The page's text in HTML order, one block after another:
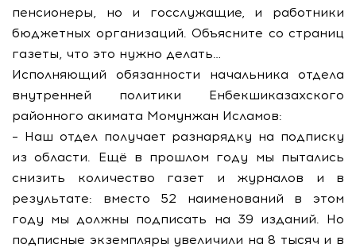
пенсионеры, но и госслужащие, и работники
бюджетных организаций. Объясните со страниц
газеты, что это нужно делать…
Исполняющий обязанности начальника отдела
внутренней политики Енбекшиказахского
районного акимата Момунжан Исламов:
– Наш отдел получает разнарядку на подписку
из области. Ещё в прошлом году мы пытались
снизить количество газет и журналов и в
результате: вместо 52 наименований в этом
году мы должны подписать на 39 изданий. Но
подписные экземпляры увеличили на 8 тысяч и в